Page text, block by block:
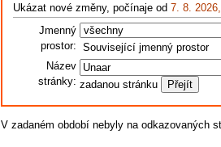
Ukázat nové změny, počínaje od 7. 8.
Jmenný
prostor: Související jmenný prostor
Název
stránky: zadanou stránku
V zadaném období nebyly na odkazovaných